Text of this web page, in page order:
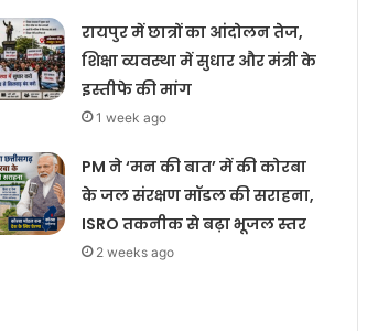
रायपुर में छात्रों का आंदोलन तेज,
शिक्षा व्यवस्था में सुधार और मंत्री के
इस्तीफे की मांग
1 week ago
PM ने ‘मन की बात’ में की कोरबा
के जल संरक्षण मॉडल की सराहना,
ISRO तकनीक से बढ़ा भूजल स्तर
2 weeks ago